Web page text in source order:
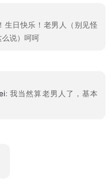
生日快乐！老男人（别见怪
说）呵呵
: 我当然算老男人了，基本